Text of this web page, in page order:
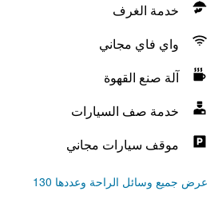
خدمة الغرف
واي فاي مجاني
آلة صنع القهوة
خدمة صف السيارات
موقف سيارات مجاني
عرض جميع وسائل الراحة وعددها 130